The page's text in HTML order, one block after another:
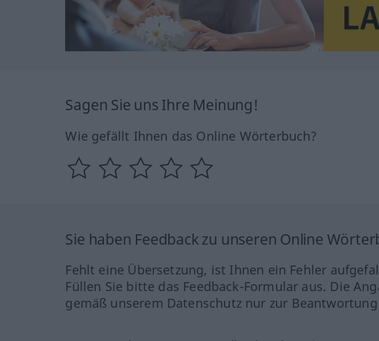
Sagen Sie uns Ihre Meinung!
Wie gefällt Ihnen das Online Wörterbuch?
Sie haben Feedback zu unseren Online
Fehlt eine Übersetzung, ist Ihnen ein Fehler
Füllen Sie bitte das Feedback-Formular aus. Die
gemäß unserem Datenschutz nur zur